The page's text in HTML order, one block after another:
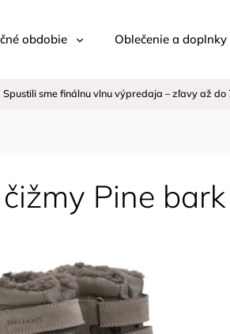
obdobie Oblečenie a doplnky
Spustili sme finálnu vlnu výpredaja – zľavy až do
Pine